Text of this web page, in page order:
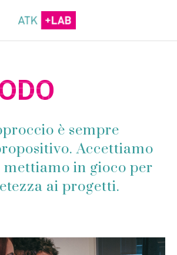
è sempre
Accettiamo
mettiamo in gioco per
ai progetti.